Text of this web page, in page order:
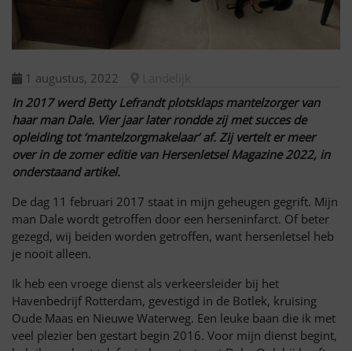
1 augustus, 2022
In 2017 werd Betty Lefrandt plotsklaps mantelzorger van
haar man Dale. Vier jaar later rondde zij met succes de
opleiding tot ‘mantelzorgmakelaar’ af. Zij vertelt er meer
over in de zomer editie van Hersenletsel Magazine 2022, in
onderstaand artikel.
De dag 11 februari 2017 staat in mijn geheugen gegrift. Mijn
man Dale wordt getroffen door een herseninfarct. Of beter
gezegd, wij beiden worden getroffen, want hersenletsel heb
je nooit alleen.
Ik heb een vroege dienst als verkeersleider bij het
Havenbedrijf Rotterdam, gevestigd in de Botlek, kruising
Oude Maas en Nieuwe Waterweg. Een leuke baan die ik met
veel plezier ben gestart begin 2016. Voor mijn dienst begint,